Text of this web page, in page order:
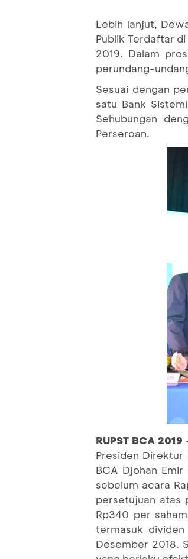
Lebih lanjut,
Publik Terdaftar
2019. Dalam
perundang-
Sesuai dengan
satu Bank
Sehubungan
Perseroan.
RUPST BCA 2019
Presiden Direktur
BCA Djohan
sebelum acara
persetujuan atas
Rp340 per
termasuk
Desember 2018.